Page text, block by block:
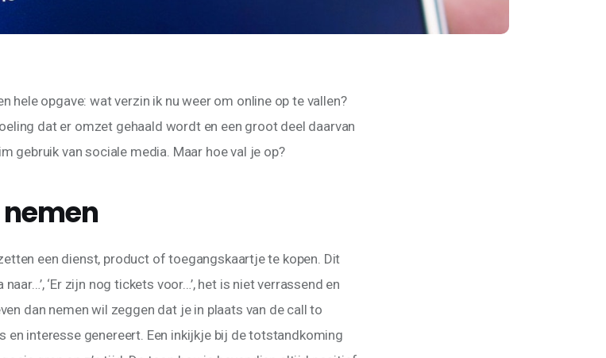
hele opgave: wat verzin ik nu weer om online op te vallen?
dat er omzet gehaald wordt en een groot deel daarvan
gebruik van sociale media. Maar hoe val je op?
een dienst, product of toegangskaartje te kopen. Dit
naar…’, ‘Er zijn nog tickets voor…’, het is niet verrassend en
dan nemen wil zeggen dat je in plaats van de call to
en interesse genereert. Een inkijkje bij de totstandkoming